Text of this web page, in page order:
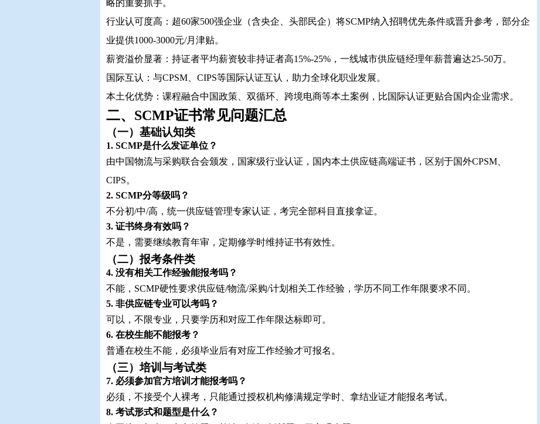
略的重要抓手。
行业认可度高：超60家500强企业（含央企、头部民企）将SCMP纳入招聘优先条件或晋升参考，部分企
业提供1000-3000元/月津贴。
薪资溢价显著：持证者平均薪资较非持证者高15%-25%，一线城市供应链经理年薪普遍达25-50万。
国际互认：与CPSM、CIPS等国际认证互认，助力全球化职业发展。
本土化优势：课程融合中国政策、双循环、跨境电商等本土案例，比国际认证更贴合国内企业需求。
二、SCMP证书常见问题汇总
（一）基础认知类
1. SCMP是什么发证单位？
由中国物流与采购联合会颁发，国家级行业认证，国内本土供应链高端证书，区别于国外CPSM、
CIPS。
2. SCMP分等级吗？
不分初/中/高，统一供应链管理专家认证，考完全部科目直接拿证。
3. 证书终身有效吗？
不是，需要继续教育年审，定期修学时维持证书有效性。
（二）报考条件类
4. 没有相关工作经验能报考吗？
不能，SCMP硬性要求供应链/物流/采购/计划相关工作经验，学历不同工作年限要求不同。
5. 非供应链专业可以考吗？
可以，不限专业，只要学历和对应工作年限达标即可。
6. 在校生能不能报考？
普通在校生不能，必须毕业后有对应工作经验才可报名。
（三）培训与考试类
7. 必须参加官方培训才能报考吗？
必须，不接受个人裸考，只能通过授权机构修满规定学时、拿结业证才能报名考试。
8. 考试形式和题型是什么？